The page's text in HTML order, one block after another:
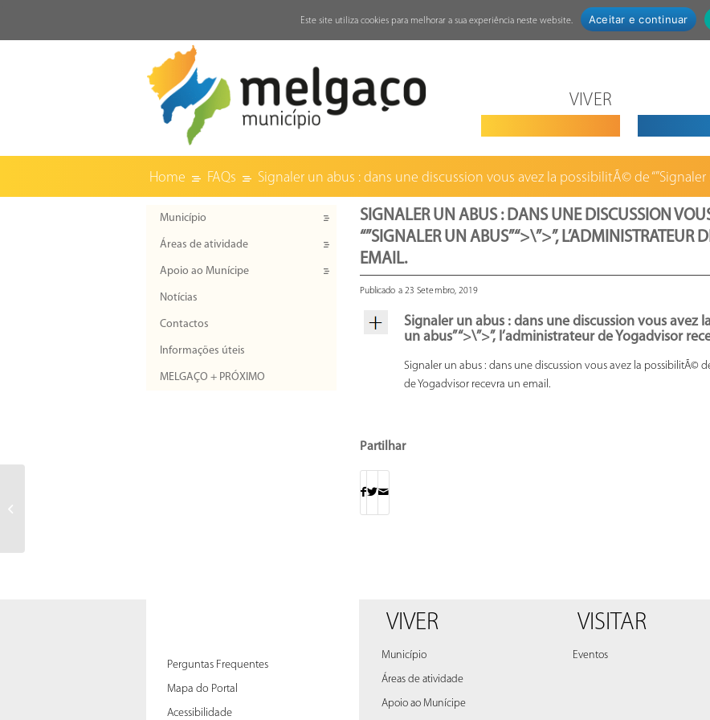
VIVER
Home FAQs Signaler un abus : dans une discussion vous avez la possibilitÃ© de “”Signaler
SIGNALER UN ABUS : DANS UNE DISCUSSION
“”SIGNALER UN ABUS” “>\”>”, L’ADMINISTRATEUR
EMAIL.
Publicado a 23 Setembro, 2019
Signaler un abus : dans une discussion vous avez
un abus” “>\”>”, l’administrateur de Yogadvisor
Signaler un abus : dans une discussion vous avez la possibilitÃ© de
de Yogadvisor recevra un email.
Partilhar
Município
Áreas de atividade
Apoio ao Munícipe
Notícias
Contactos
Informações úteis
MELGAÇO + PRÓXIMO
Perguntas Frequentes
Mapa do Portal
Acessibilidade
VIVER
Município
Áreas de atividade
Apoio ao Munícipe
VISITAR
Eventos
Este site utiliza cookies para melhorar a sua experiência neste website. Aceitar e continuar